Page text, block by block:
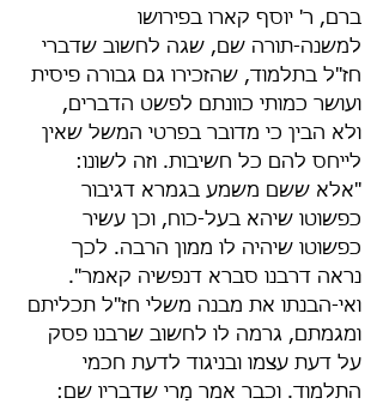
ברם, ר' יוסף קארו בפירושו
למשנה-תורה שם, שגה לחשוב שדברי
חז"ל בתלמוד, שהזכירו גם גבורה פיסית
ועושר כמותי כוונתם לפשט הדברים,
ולא הבין כי מדובר בפרטי המשל שאין
לייחס להם כל חשיבות. וזה לשונו:
"אלא ששם משמע בגמרא דגיבור
כפשוטו שיהא בעל-כוח, וכן עשיר
כפשוטו שיהיה לו ממון הרבה. לכך
נראה דרבנו סברא דנפשיה קאמר".
ואי-הבנתו את מבנה משלי חז"ל תכליתם
ומגמתם, גרמה לו לחשוב שרבנו פסק
על דעת עצמו ובניגוד לדעת חכמי
התלמוד. וכבר אמר מָרי שדבריו שם: